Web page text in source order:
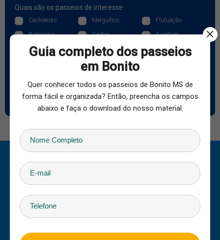
Quais são os passeios de interesse
Cachoeiras Mergulhos Flutuação
Balneários Grutas Aventura
Pantanal Rapel Bike
Pesca
Quero saber valores
Guia completo dos passeios
em Bonito
Quer conhecer todos os passeios de Bonito MS de
forma fácil e organizada? Então, preencha os campos
abaixo e faça o download do nosso material.